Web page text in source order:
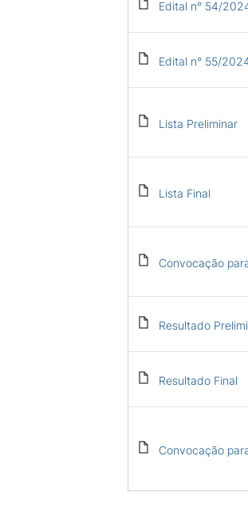
Edital n° 54/
Edital n° 55/
Lista Preliminar
Lista Final
Convocação
Resultado
Resultado Final
Convocação